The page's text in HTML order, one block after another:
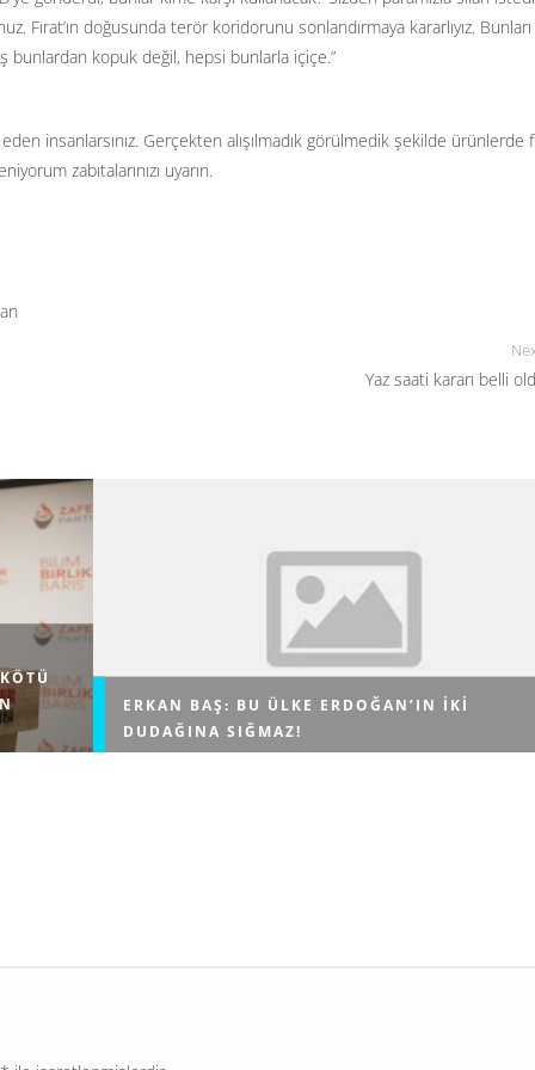
Fırat’ın doğusunda terör koridorunu sonlandırmaya kararlıyız. Bunları
bunlardan kopuk değil, hepsi bunlarla içiçe.”
insanlarsınız. Gerçekten alışılmadık görülmedik şekilde ürünlerde
zabıtalarınızı uyarın.
Yaz saati kararı belli
Finans
ERKAN BAŞ: BU ÜLKE ERDOĞAN’IN IKI
DUDAĞINA SIĞMAZ!